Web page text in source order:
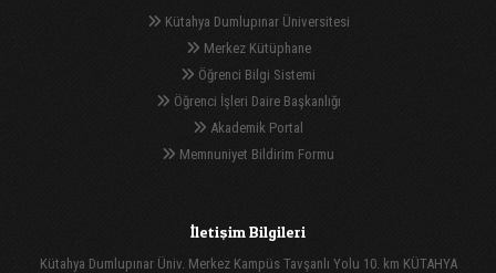
Kütahya Dumlupınar Üniversitesi
Merkez Kütüphane
Öğrenci Bilgi Sistemi
Öğrenci İşleri Daire Başkanlığı
Akademik Portal
Memnuniyet Bildirim Formu
İletişim Bilgileri
Kütahya Dumlupınar Üniv. Merkez Kampüs Tavşanlı Yolu 10. km KÜTAHYA